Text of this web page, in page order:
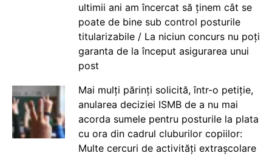
ultimii ani am încercat să ținem cât se
poate de bine sub control posturile
titularizabile / La niciun concurs nu poți
garanta de la început asigurarea unui
post
Mai mulți părinți solicită, într-o petiție,
anularea deciziei ISMB de a nu mai
acorda sumele pentru posturile la plata
cu ora din cadrul cluburilor copiilor:
Multe cercuri de activități extrașcolare